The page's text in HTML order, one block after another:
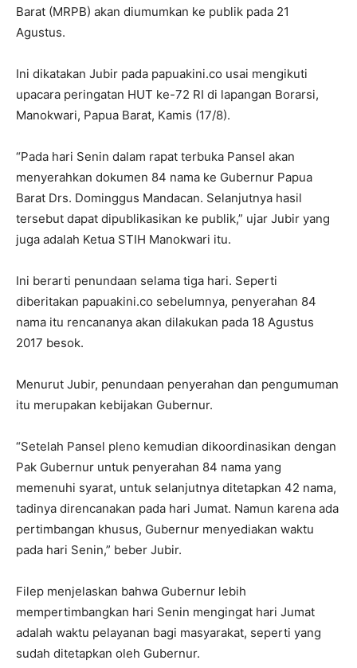
Barat (MRPB) akan diumumkan ke publik pada 21
Agustus.
Ini dikatakan Jubir pada papuakini.co usai mengikuti
upacara peringatan HUT ke-72 RI di lapangan Borarsi,
Manokwari, Papua Barat, Kamis (17/8).
“Pada hari Senin dalam rapat terbuka Pansel akan
menyerahkan dokumen 84 nama ke Gubernur Papua
Barat Drs. Dominggus Mandacan. Selanjutnya hasil
tersebut dapat dipublikasikan ke publik,” ujar Jubir yang
juga adalah Ketua STIH Manokwari itu.
Ini berarti penundaan selama tiga hari. Seperti
diberitakan papuakini.co sebelumnya, penyerahan 84
nama itu rencananya akan dilakukan pada 18 Agustus
2017 besok.
Menurut Jubir, penundaan penyerahan dan pengumuman
itu merupakan kebijakan Gubernur.
“Setelah Pansel pleno kemudian dikoordinasikan dengan
Pak Gubernur untuk penyerahan 84 nama yang
memenuhi syarat, untuk selanjutnya ditetapkan 42 nama,
tadinya direncanakan pada hari Jumat. Namun karena ada
pertimbangan khusus, Gubernur menyediakan waktu
pada hari Senin,” beber Jubir.
Filep menjelaskan bahwa Gubernur lebih
mempertimbangkan hari Senin mengingat hari Jumat
adalah waktu pelayanan bagi masyarakat, seperti yang
sudah ditetapkan oleh Gubernur.